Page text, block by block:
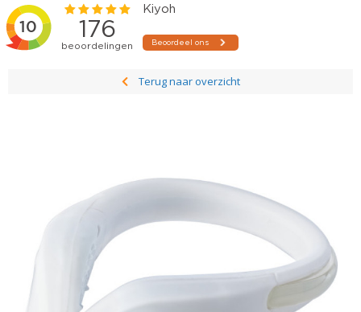
Terug naar overzicht